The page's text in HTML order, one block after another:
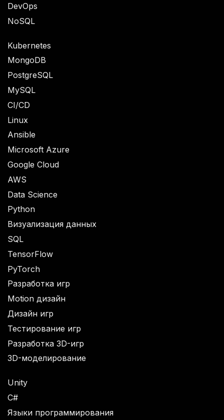
DevOps
NoSQL
Kubernetes
MongoDB
PostgreSQL
MySQL
CI/CD
Linux
Ansible
Microsoft Azure
Google Cloud
AWS
Data Science
Python
Визуализация данных
SQL
TensorFlow
PyTorch
Разработка игр
Motion дизайн
Дизайн игр
Тестирование игр
Разработка 3D-игр
3D-моделирование
Unity
C#
Языки программирования